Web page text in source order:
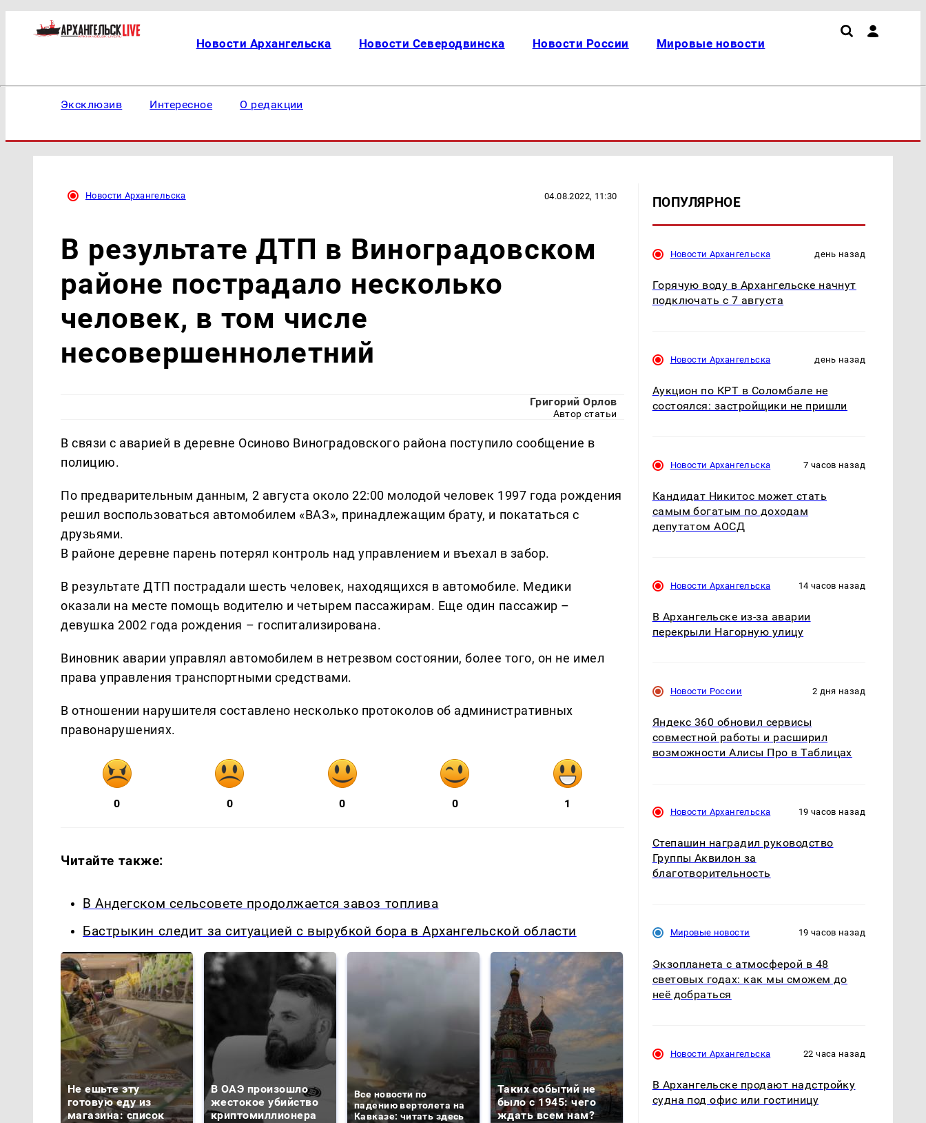
Новости Архангельска Новости Северодвинска Новости России Мировые новости
Эксклюзив Интересное О редакции
Новости Архангельска 04.08.2022, 11:30
В результате ДТП в Виноградовском
районе пострадало несколько
человек, в том числе
несовершеннолетний
Григорий Орлов
Автор статьи
В связи с аварией в деревне Осиново Виноградовского района поступило сообщение в
полицию.
По предварительным данным, 2 августа около 22:00 молодой человек 1997 года рождения
решил воспользоваться автомобилем «ВАЗ», принадлежащим брату, и покататься с
друзьями.
В районе деревне парень потерял контроль над управлением и въехал в забор.
В результате ДТП пострадали шесть человек, находящихся в автомобиле. Медики
оказали на месте помощь водителю и четырем пассажирам. Еще один пассажир –
девушка 2002 года рождения – госпитализирована.
Виновник аварии управлял автомобилем в нетрезвом состоянии, более того, он не имел
права управления транспортными средствами.
В отношении нарушителя составлено несколько протоколов об административных
правонарушениях.
0 0 0 0 1
Читайте также:
В Андегском сельсовете продолжается завоз топлива
Бастрыкин следит за ситуацией с вырубкой бора в Архангельской области
Не ешьте эту
готовую еду из
магазина: список
В ОАЭ произошло
жестокое убийство
криптомиллионера
Все новости по
падению вертолета на
Кавказе: читать здесь
Таких событий не
было с 1945: чего
ждать всем нам?
В магазинах России
ажиотаж из-за этого
полицейскую
машину напали и
ПОПУЛЯРНОЕ
Новости Архангельска день назад
Горячую воду в Архангельске начнут
подключать с 7 августа
Новости Архангельска день назад
Аукцион по КРТ в Соломбале не
состоялся: застройщики не пришли
Новости Архангельска 7 часов назад
Кандидат Никитос может стать
самым богатым по доходам
депутатом АОСД
Новости Архангельска 14 часов назад
В Архангельске из-за аварии
перекрыли Нагорную улицу
Новости России 2 дня назад
Яндекс 360 обновил сервисы
совместной работы и расширил
возможности Алисы Про в Таблицах
Новости Архангельска 19 часов назад
Степашин наградил руководство
Группы Аквилон за
благотворительность
Мировые новости 19 часов назад
Экзопланета с атмосферой в 48
световых годах: как мы сможем до
неё добраться
Новости Архангельска 22 часа назад
В Архангельске продают надстройку
судна под офис или гостиницу